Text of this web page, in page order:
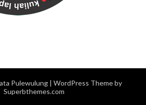
Pulewulung | WordPress Theme by
Superbthemes.com